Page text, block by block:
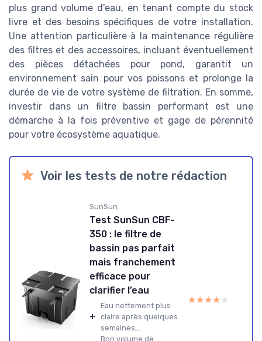
plus grand volume d'eau, en tenant compte du stock
livre et des besoins spécifiques de votre installation.
Une attention particulière à la maintenance régulière
des filtres et des accessoires, incluant éventuellement
des pièces détachées pour pond, garantit un
environnement sain pour vos poissons et prolonge la
durée de vie de votre système de filtration. En somme,
investir dans un filtre bassin performant est une
démarche à la fois préventive et gage de pérennité
pour votre écosystème aquatique.
Voir les tests de notre rédaction
SunSun
Test SunSun CBF-
350 : le filtre de
bassin pas parfait
mais franchement
efficace pour
clarifier l’eau
+
Eau nettement plus
claire après quelques
semaines,...
Bon volume de
★★★★★
★★★★★